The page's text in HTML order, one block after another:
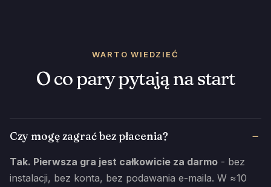
WARTO WIEDZIEĆ
O co pary pytają na start
Czy mogę zagrać bez płacenia?
Tak. Pierwsza gra jest całkowicie za darmo - bez
instalacji, bez konta, bez podawania e-maila. W ≈10